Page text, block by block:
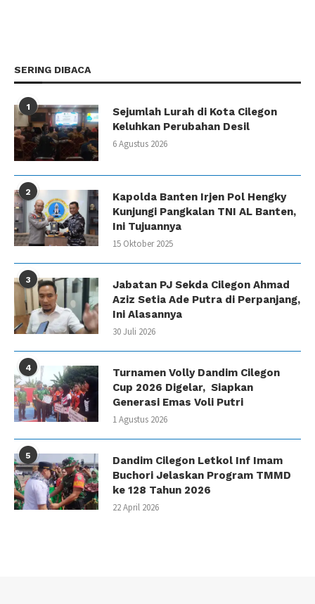
SERING DIBACA
1
Sejumlah Lurah di Kota Cilegon
Keluhkan Perubahan Desil
6 Agustus 2026
2
Kapolda Banten Irjen Pol Hengky
Kunjungi Pangkalan TNI AL Banten,
Ini Tujuannya
15 Oktober 2025
3
Jabatan PJ Sekda Cilegon Ahmad
Aziz Setia Ade Putra di Perpanjang,
Ini Alasannya
30 Juli 2026
4
Turnamen Volly Dandim Cilegon
Cup 2026 Digelar, Siapkan
Generasi Emas Voli Putri
1 Agustus 2026
5
Dandim Cilegon Letkol Inf Imam
Buchori Jelaskan Program TMMD
ke 128 Tahun 2026
22 April 2026